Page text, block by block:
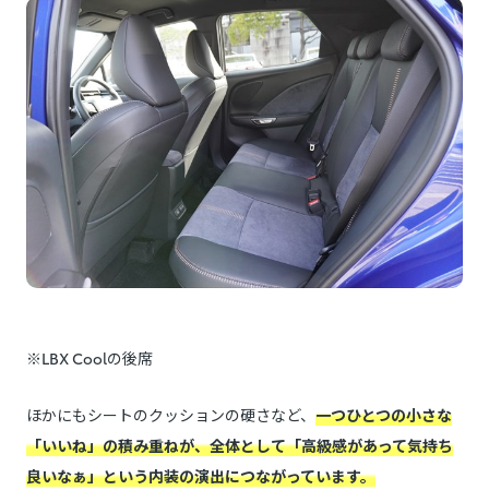
※LBX Coolの後席
ほかにもシートのクッションの硬さなど、 一つひとつの小さな
「いいね」の積み重ねが、全体として「高級感があって気持ち
良いなぁ」という内装の演出につながっています。